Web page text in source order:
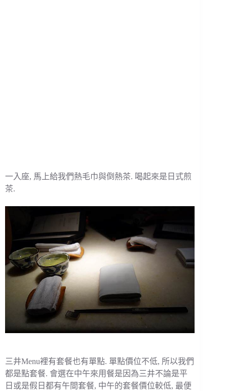
一入座, 馬上給我們熱毛巾與倒熱茶. 喝起來是日式煎
茶.
三井Menu裡有套餐也有單點. 單點價位不低, 所以我們
都是點套餐. 會選在中午來用餐是因為三井不論是平
日或是假日都有午間套餐, 中午的套餐價位較低, 最便